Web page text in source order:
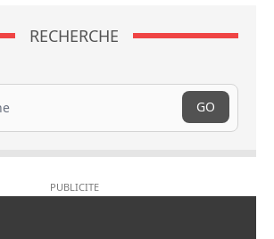
RECHERCHE
GO